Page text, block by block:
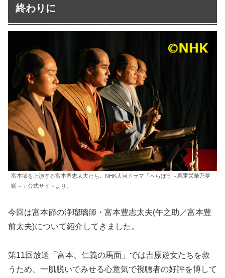
終わりに
富本節を上演する富本豊志太夫たち。NHK大河ドラマ「べらぼう～蔦重栄華乃夢
噺～」公式サイトより。
今回は富本節の浄瑠璃師・富本豊志太夫(午之助／富本豊
前太夫)について紹介してきました。
第11回放送「富本、仁義の馬面」では吉原遊女たちを救
うため、一肌脱いでみせる心意気で視聴者の好評を博して